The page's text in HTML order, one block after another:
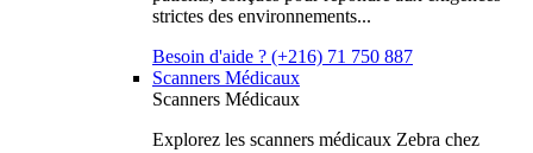
strictes des environnements...
Besoin d'aide ? (+216) 71 750 887
Scanners Médicaux
Scanners Médicaux
Explorez les scanners médicaux Zebra chez